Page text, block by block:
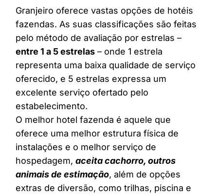
Granjeiro oferece vastas opções de hotéis
fazendas. As suas classificações são feitas
pelo método de avaliação por estrelas –
entre 1 a 5 estrelas – onde 1 estrela
representa uma baixa qualidade de serviço
oferecido, e 5 estrelas expressa um
excelente serviço ofertado pelo
estabelecimento.
O melhor hotel fazenda é aquele que
oferece uma melhor estrutura física de
instalações e o melhor serviço de
hospedagem, aceita cachorro, outros
animais de estimação, além de opções
extras de diversão, como trilhas, piscina e